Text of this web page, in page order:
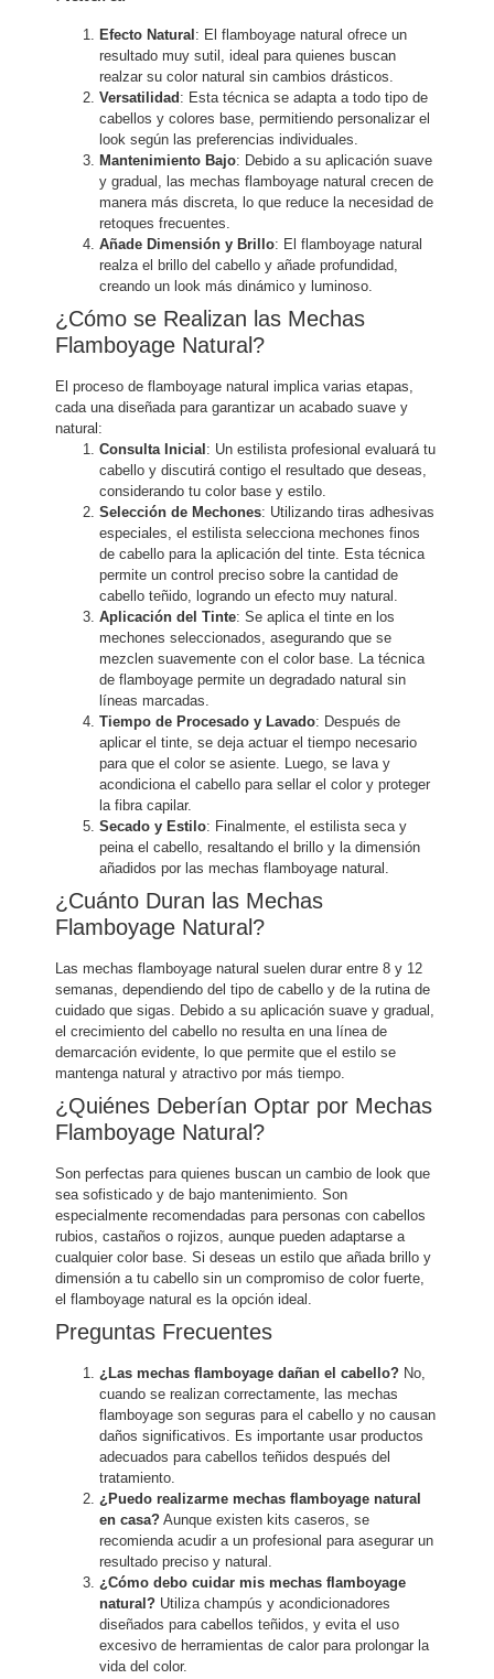
Efecto Natural: El flamboyage natural ofrece un
resultado muy sutil, ideal para quienes buscan
realzar su color natural sin cambios drásticos.
Versatilidad: Esta técnica se adapta a todo tipo de
cabellos y colores base, permitiendo personalizar el
look según las preferencias individuales.
Mantenimiento Bajo: Debido a su aplicación suave
y gradual, las mechas flamboyage natural crecen de
manera más discreta, lo que reduce la necesidad de
retoques frecuentes.
Añade Dimensión y Brillo: El flamboyage natural
realza el brillo del cabello y añade profundidad,
creando un look más dinámico y luminoso.
¿Cómo se Realizan las Mechas
Flamboyage Natural?
El proceso de flamboyage natural implica varias etapas,
cada una diseñada para garantizar un acabado suave y
natural:
Consulta Inicial: Un estilista profesional evaluará tu
cabello y discutirá contigo el resultado que deseas,
considerando tu color base y estilo.
Selección de Mechones: Utilizando tiras adhesivas
especiales, el estilista selecciona mechones finos
de cabello para la aplicación del tinte. Esta técnica
permite un control preciso sobre la cantidad de
cabello teñido, logrando un efecto muy natural.
Aplicación del Tinte: Se aplica el tinte en los
mechones seleccionados, asegurando que se
mezclen suavemente con el color base. La técnica
de flamboyage permite un degradado natural sin
líneas marcadas.
Tiempo de Procesado y Lavado: Después de
aplicar el tinte, se deja actuar el tiempo necesario
para que el color se asiente. Luego, se lava y
acondiciona el cabello para sellar el color y proteger
la fibra capilar.
Secado y Estilo: Finalmente, el estilista seca y
peina el cabello, resaltando el brillo y la dimensión
añadidos por las mechas flamboyage natural.
¿Cuánto Duran las Mechas
Flamboyage Natural?
Las mechas flamboyage natural suelen durar entre 8 y 12
semanas, dependiendo del tipo de cabello y de la rutina de
cuidado que sigas. Debido a su aplicación suave y gradual,
el crecimiento del cabello no resulta en una línea de
demarcación evidente, lo que permite que el estilo se
mantenga natural y atractivo por más tiempo.
¿Quiénes Deberían Optar por Mechas
Flamboyage Natural?
Son perfectas para quienes buscan un cambio de look que
sea sofisticado y de bajo mantenimiento. Son
especialmente recomendadas para personas con cabellos
rubios, castaños o rojizos, aunque pueden adaptarse a
cualquier color base. Si deseas un estilo que añada brillo y
dimensión a tu cabello sin un compromiso de color fuerte,
el flamboyage natural es la opción ideal.
Preguntas Frecuentes
¿Las mechas flamboyage dañan el cabello? No,
cuando se realizan correctamente, las mechas
flamboyage son seguras para el cabello y no causan
daños significativos. Es importante usar productos
adecuados para cabellos teñidos después del
tratamiento.
¿Puedo realizarme mechas flamboyage natural
en casa? Aunque existen kits caseros, se
recomienda acudir a un profesional para asegurar un
resultado preciso y natural.
¿Cómo debo cuidar mis mechas flamboyage
natural? Utiliza champús y acondicionadores
diseñados para cabellos teñidos, y evita el uso
excesivo de herramientas de calor para prolongar la
vida del color.